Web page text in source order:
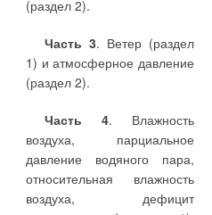
(раздел 2).
Часть 3. Ветер (раздел
1) и атмосферное давление
(раздел 2).
Часть 4. Влажность
воздуха, парциальное
давление водяного пара,
относительная влажность
воздуха, дефицит
где а и b — стоимостные
параметры [руб/т и
руб/(т⋅км)], численные
от способа доставки
сжиженного газа (в
баллонах или
автоцистерной), дорожных
условий и других
загр. с последующим
потерь напора по
линейному закону.
взвешенных веществ —
более 35 мг/л;